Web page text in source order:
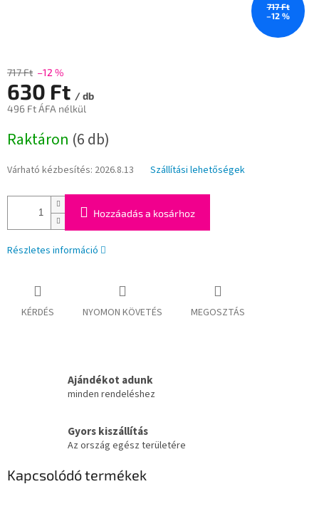
717 Ft
–12 %
717 Ft –12 %
630 Ft / db
496 Ft ÁFA nélkül
Raktáron (6 db)
Várható kézbesítés: 2026.8.13 Szállítási lehetőségek
Hozzáadás a kosárhoz
Részletes információ
KÉRDÉS NYOMON KÖVETÉS MEGOSZTÁS
Ajándékot adunk
minden rendeléshez
Gyors kiszállítás
Az ország egész területére
Kapcsolódó termékek